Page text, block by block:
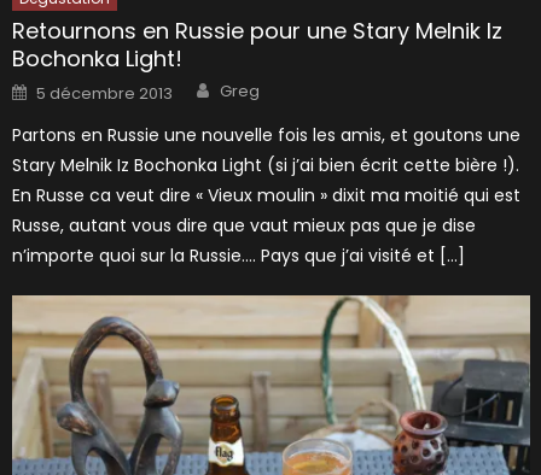
Retournons en Russie pour une Stary Melnik Iz
Bochonka Light!
Posted
on
5 décembre 2013 Author
Greg
Partons en Russie une nouvelle fois les amis, et goutons une
Stary Melnik Iz Bochonka Light (si j’ai bien écrit cette bière !).
En Russe ca veut dire « Vieux moulin » dixit ma moitié qui est
Russe, autant vous dire que vaut mieux pas que je dise
n’importe quoi sur la Russie…. Pays que j’ai visité et […]